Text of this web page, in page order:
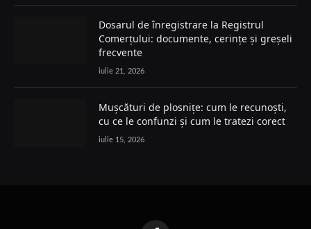
Dosarul de înregistrare la Registrul
Comerțului: documente, cerințe și greșeli
frecvente
iulie 21, 2026
Mușcături de plosnițe: cum le recunoști,
cu ce le confunzi și cum le tratezi corect
iulie 15, 2026